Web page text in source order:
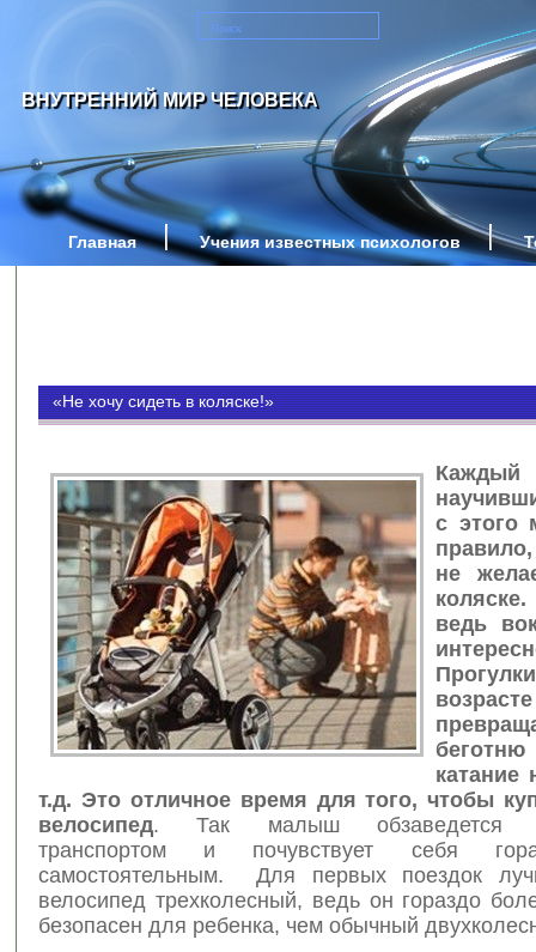
ВНУТРЕННИЙ МИР ЧЕЛОВЕКА
Главная Учения известных психологов
«Не хочу сидеть в коляске!»
с этого
не
ведь
возрасте
катание
т.д. Это отличное время для того, чтобы
велосипед. Так малыш обзаведется
транспортом и почувствует себя
самостоятельным. Для первых поездок
велосипед трехколесный, ведь он гораздо
безопасен для ребенка, чем обычный